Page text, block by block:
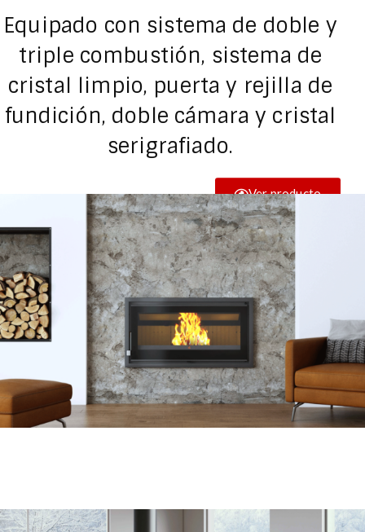
Equipado con sistema de doble y
triple combustión, sistema de
cristal limpio, puerta y rejilla de
fundición, doble cámara y cristal
serigrafiado.
Ver producto